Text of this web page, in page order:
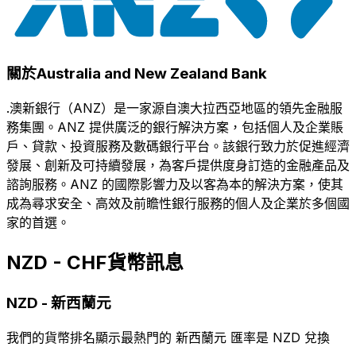
關於Australia and New Zealand Bank
.澳新銀行（ANZ）是一家源自澳大拉西亞地區的領先金融服
務集團。ANZ 提供廣泛的銀行解決方案，包括個人及企業賬
戶、貸款、投資服務及數碼銀行平台。該銀行致力於促進經濟
發展、創新及可持續發展，為客戶提供度身訂造的金融產品及
諮詢服務。ANZ 的國際影響力及以客為本的解決方案，使其
成為尋求安全、高效及前瞻性銀行服務的個人及企業於多個國
家的首選。
NZD - CHF貨幣訊息
NZD - 新西蘭元
我們的貨幣排名顯示最熱門的 新西蘭元 匯率是 NZD 兌換